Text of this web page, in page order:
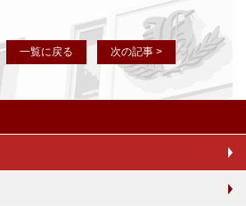
一覧に戻る 次の記事 >